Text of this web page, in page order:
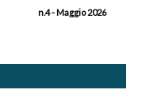
n.4 - Maggio 2026